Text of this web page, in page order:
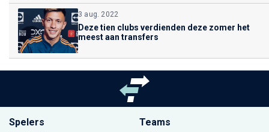
3 aug. 2022
Deze tien clubs verdienden deze zomer het
meest aan transfers
Spelers Teams